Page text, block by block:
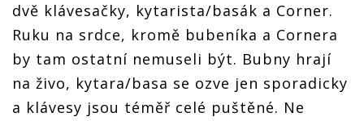
dvě klávesačky, kytarista/basák a Corner.
Ruku na srdce, kromě bubeníka a Cornera
by tam ostatní nemuseli být. Bubny hrají
na živo, kytara/basa se ozve jen sporadicky
a klávesy jsou téměř celé puštěné. Ne